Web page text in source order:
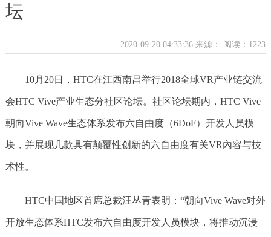
坛
2020-09-20 04:33:36 来源： 阅读：1223
10月20日，HTC在江西南昌举行2018全球VR产业链交流
会HTC Vive产业生态分社区论坛。社区论坛期内，HTC Vive
朝向Vive Wave生态体系发布六自由度（6DoF）开发人员模
块，并展现几款具有颠覆性创新的六自由度有关VR內容与技
术性。
HTC中国地区首席总裁汪丛青表明：“朝向Vive Wave对外
开放生态体系HTC发布六自由度开发人员模块，将推动沉浸